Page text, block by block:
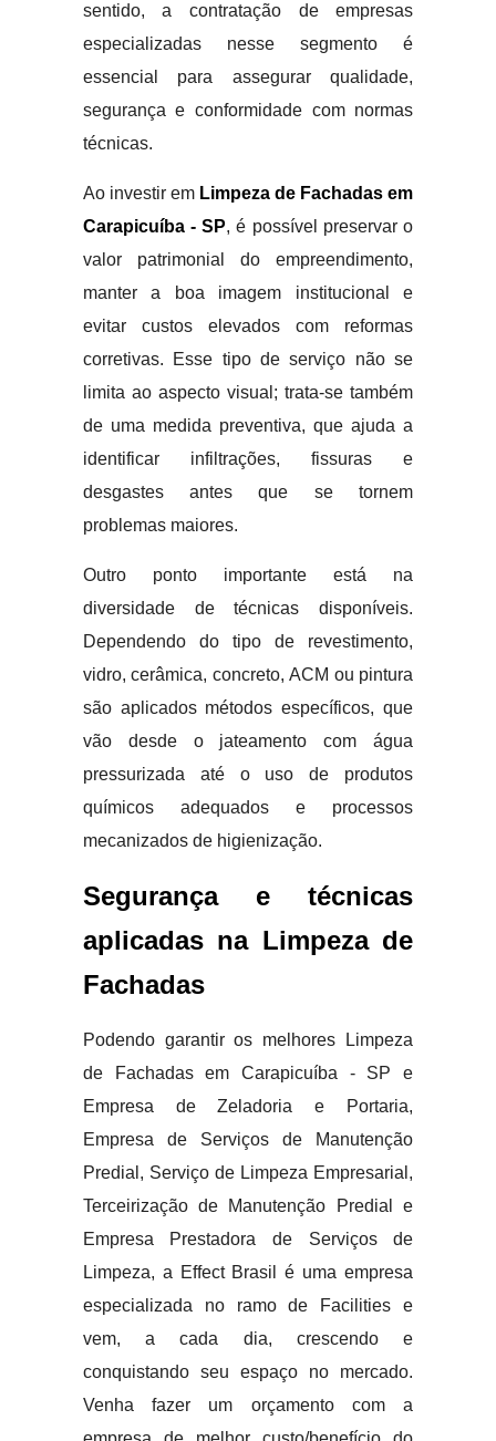
sentido, a contratação de empresas
especializadas nesse segmento é
essencial para assegurar qualidade,
segurança e conformidade com normas
técnicas.
Ao investir em Limpeza de Fachadas em
Carapicuíba - SP, é possível preservar o
valor patrimonial do empreendimento,
manter a boa imagem institucional e
evitar custos elevados com reformas
corretivas. Esse tipo de serviço não se
limita ao aspecto visual; trata-se também
de uma medida preventiva, que ajuda a
identificar infiltrações, fissuras e
desgastes antes que se tornem
problemas maiores.
Outro ponto importante está na
diversidade de técnicas disponíveis.
Dependendo do tipo de revestimento,
vidro, cerâmica, concreto, ACM ou pintura
são aplicados métodos específicos, que
vão desde o jateamento com água
pressurizada até o uso de produtos
químicos adequados e processos
mecanizados de higienização.
Segurança e técnicas
aplicadas na Limpeza de
Fachadas
Podendo garantir os melhores Limpeza
de Fachadas em Carapicuíba - SP e
Empresa de Zeladoria e Portaria,
Empresa de Serviços de Manutenção
Predial, Serviço de Limpeza Empresarial,
Terceirização de Manutenção Predial e
Empresa Prestadora de Serviços de
Limpeza, a Effect Brasil é uma empresa
especializada no ramo de Facilities e
vem, a cada dia, crescendo e
conquistando seu espaço no mercado.
Venha fazer um orçamento com a